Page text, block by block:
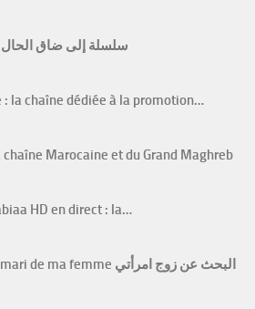
Série Ila Da9 Lhal سلسلة إلى ضاق الحال
: la chaîne dédiée à la promotion…
chaîne Marocaine et du Grand Maghreb
HD en direct : la…
A la recherche du mari de ma femme البحث عن زوج امرأتي